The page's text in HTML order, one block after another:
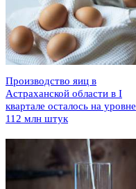
Производство яиц в
Астраханской области в I
квартале осталось на уровне
112 млн штук